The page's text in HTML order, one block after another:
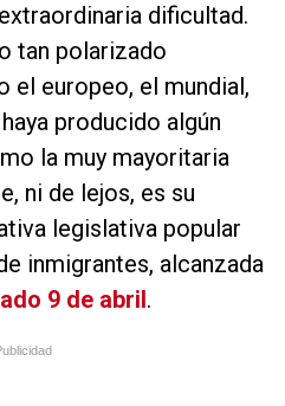
dificultad.
tan polarizado
el europeo, el mundial,
producido algún
la muy mayoritaria
ni de lejos, es su
legislativa popular
inmigrantes, alcanzada
9 de abril.